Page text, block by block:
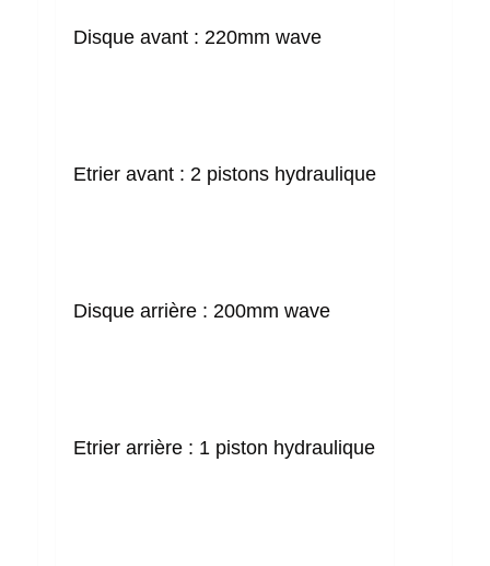
Disque avant : 220mm wave
Etrier avant : 2 pistons hydraulique
Disque arrière : 200mm wave
Etrier arrière : 1 piston hydraulique